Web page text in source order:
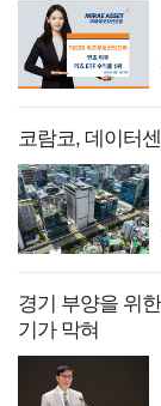
코람코, 데이터
경기 부양을 위
기가 막혀